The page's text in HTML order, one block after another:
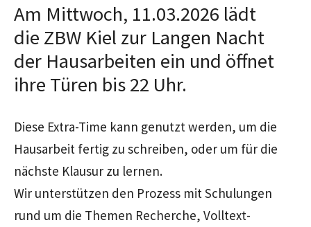
Am Mittwoch, 11.03.2026 lädt
die ZBW Kiel zur Langen Nacht
der Hausarbeiten ein und öffnet
ihre Türen bis 22 Uhr.
Diese Extra-Time kann genutzt werden, um die
Hausarbeit fertig zu schreiben, oder um für die
nächste Klausur zu lernen.
Wir unterstützen den Prozess mit Schulungen
rund um die Themen Recherche, Volltext-